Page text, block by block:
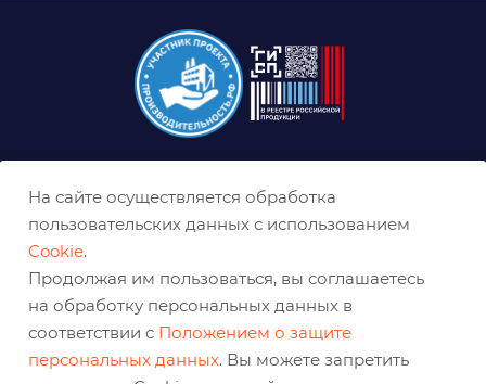
krasnoyarsk@belabraziv.ru
На сайте осуществляется обработка
пользовательских данных с использованием
Cookie.
Продолжая им пользоваться, вы соглашаетесь
на обработку персональных данных в
соответствии с Положением о защите
персональных данных. Вы можете запретить